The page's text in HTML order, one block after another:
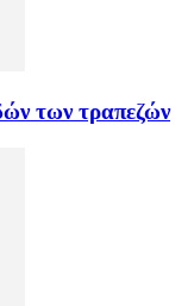
των τραπεζών